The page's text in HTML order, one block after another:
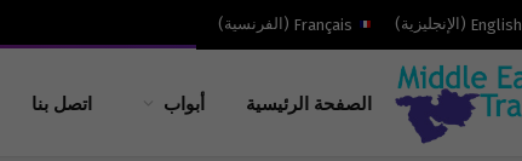
English
( الإنجليزية)
Français
( الفرنسية)
الصفحة الرئيسية أبواب اتصل بنا